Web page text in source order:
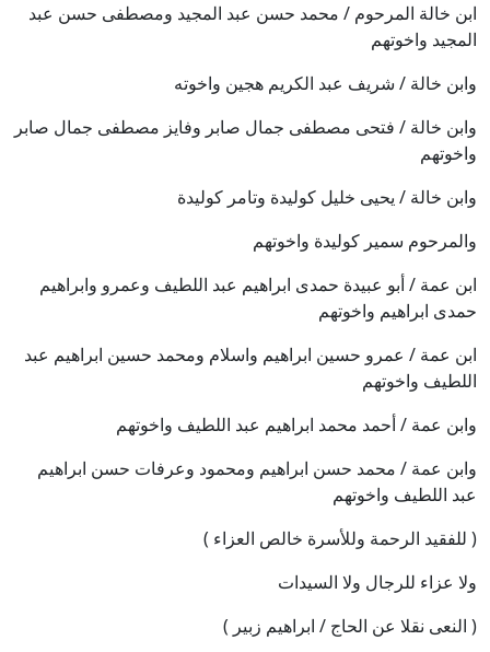
ابن خالة المرحوم / محمد حسن عبد المجيد ومصطفى حسن عبد
المجيد واخوتهم
وابن خالة / شريف عبد الكريم هجين واخوته
وابن خالة / فتحى مصطفى جمال صابر وفايز مصطفى جمال صابر
واخوتهم
وابن خالة / يحيى خليل كوليدة وتامر كوليدة
والمرحوم سمير كوليدة واخوتهم
ابن عمة / أبو عبيدة حمدى ابراهيم عبد اللطيف وعمرو وابراهيم
حمدى ابراهيم واخوتهم
ابن عمة / عمرو حسين ابراهيم واسلام ومحمد حسين ابراهيم عبد
اللطيف واخوتهم
وابن عمة / أحمد محمد ابراهيم عبد اللطيف واخوتهم
وابن عمة / محمد حسن ابراهيم ومحمود وعرفات حسن ابراهيم
عبد اللطيف واخوتهم
( للفقيد الرحمة وللأسرة خالص العزاء )
ولا عزاء للرجال ولا السيدات
( النعى نقلا عن الحاج / ابراهيم زبير )